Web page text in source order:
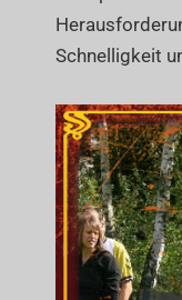
Schnelligkeit